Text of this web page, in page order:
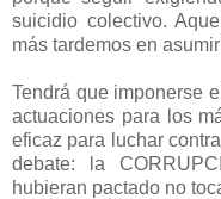
suicidio colectivo.
más tardemos en
Tendrá que imponerse
actuaciones para los
eficaz para luchar
debate: la
hubieran pactado no